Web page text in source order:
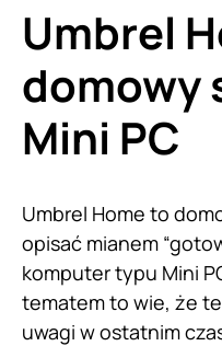
Umbrel
domowy
Mini PC
Umbrel Home to
opisać mianem
komputer typu Mini
tematem to wie, że
uwagi w ostatnim